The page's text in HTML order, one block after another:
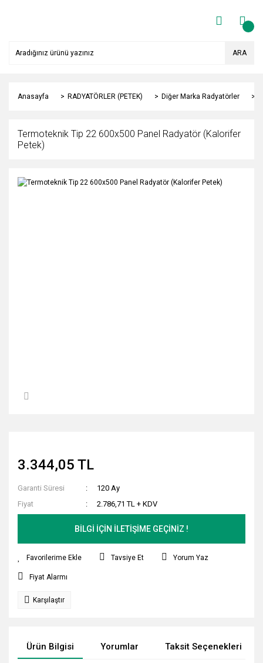
ARA
Anasayfa RADYATÖRLER (PETEK) Diğer Marka Radyatörler
Termoteknik Tip 22 600x500 Panel Radyatör (Kalorifer
Petek)
3.344,05 TL
Garanti Süresi
120 Ay
Fiyat
2.786,71 TL + KDV
BİLGİ İÇİN İLETİŞİME GEÇİNİZ !
Tavsiye Et Yorum Yaz
Fiyat Alarmı
Karşılaştır
Ürün Bilgisi Yorumlar Taksit Seçenekleri